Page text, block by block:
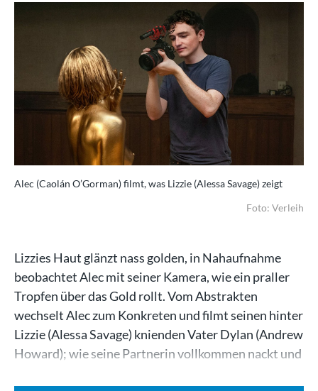
Alec (Caolán O’Gorman) filmt, was Lizzie (Alessa Savage) zeigt
Foto: Verleih
Lizzies Haut glänzt nass golden, in Nahaufnahme
beobachtet Alec mit seiner Kamera, wie ein praller
Tropfen über das Gold rollt. Vom Abstrakten
wechselt Alec zum Konkreten und filmt seinen hinter
Lizzie (Alessa Savage) knienden Vater Dylan (Andrew
Howard); wie seine Partnerin vollkommen nackt und